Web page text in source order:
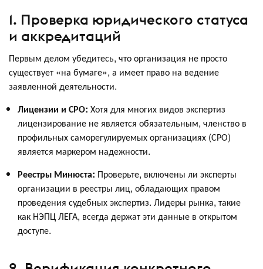
1. Проверка юридического статуса
и аккредитаций
Первым делом убедитесь, что организация не просто
существует «на бумаге», а имеет право на ведение
заявленной деятельности.
Лицензии и СРО: Хотя для многих видов экспертиз
лицензирование не является обязательным, членство в
профильных саморегулируемых организациях (СРО)
является маркером надежности.
Реестры Минюста: Проверьте, включены ли эксперты
организации в реестры лиц, обладающих правом
проведения судебных экспертиз. Лидеры рынка, такие
как НЭПЦ ЛЕГА, всегда держат эти данные в открытом
доступе.